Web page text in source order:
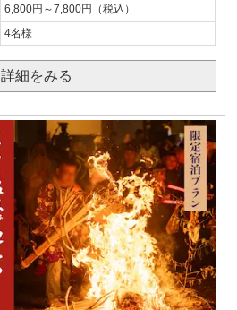
6,800円～7,800円（税込）
4名様
詳細をみる